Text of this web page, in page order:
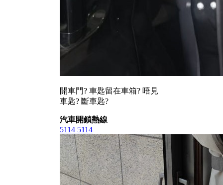
開車門? 車匙留在車箱? 唔見
車匙? 斷車匙?
汽車開鎖熱線
5114 5114